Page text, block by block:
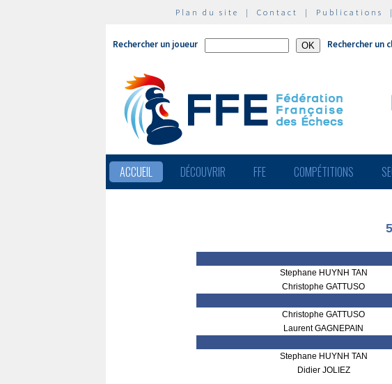
Plan du site | Contact | Publications
Rechercher un joueur Rechercher un
ACCUEIL DÉCOUVRIR FFE COMPÉTITIONS
Stephane HUYNH TAN
Christophe GATTUSO
Christophe GATTUSO
Laurent GAGNEPAIN
Stephane HUYNH TAN
Didier JOLIEZ